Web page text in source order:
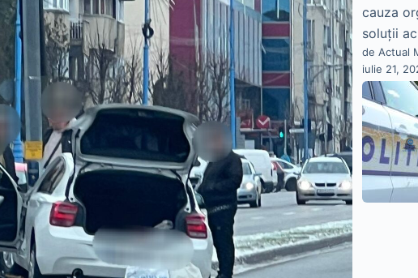
cauza
soluții
de Actual
iulie 21,